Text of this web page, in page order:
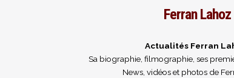
Ferran Lahoz
Actualités Ferran
Sa biographie, filmographie, ses
News, vidéos et photos de